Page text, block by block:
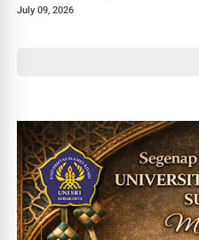
Selama Berkarier
July 09, 2026